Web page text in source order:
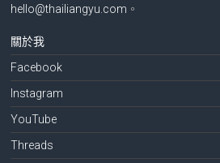
hello@thailiangyu.com 。
關於我
Facebook
Instagram
YouTube
Threads